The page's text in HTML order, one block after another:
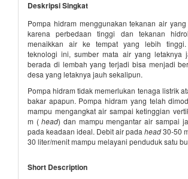
Deskripsi Singkat
Pompa hidram menggunakan tekanan air
karena perbedaan tinggi dan tekanan
menaikkan air ke tempat yang lebih tinggi.
teknologi ini, sumber mata air yang letaknya
berada di lembah yang terjadi bisa menjadi
desa yang letaknya jauh sekalipun.
Pompa hidram tidak memerlukan tenaga listrik
bakar apapun. Pompa hidram yang telah
mampu mengangkat air sampai ketinggian
m ( head) dan mampu mengantar air sampai
pada keadaan ideal. Debit air pada head30-50
30 liter/menit mampu melayani penduduk satu
Short Description